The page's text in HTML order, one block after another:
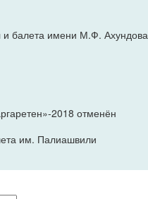
и балета имени М.Ф. Ахундова
2018 отменён
им. Палиашвили